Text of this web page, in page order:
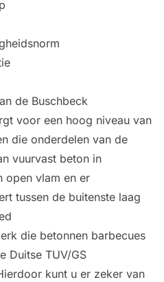
de Buschbeck
voor een hoog niveau van
die onderdelen van de
vuurvast beton in
open vlam en er
tussen de buitenste laag
die betonnen barbecues
Duitse TUV/GS
kunt u er zeker van